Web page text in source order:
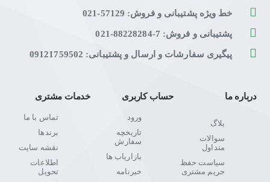
خط ویژه پشتیبانی و فروش: 57129-021
پشتیبانی و فروش: 7-88228284-021
پیگیری سفارشات و ارسال و پشتیبانی: 09121759502
درباره ما
بلاگ
سوالات
متداول
سیاست حفظ
حریم مشتری
حساب کاربری
ورود
تاریخچه
سفارش
بازاریاب ها
خبرنامه
خدمات مشتری
تماس با ما
برندها
نقشه سایت
اطلاعات
تحویل